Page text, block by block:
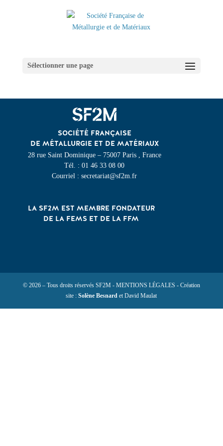
Sélectionner une page
SOCIÉTÉ FRANÇAISE
DE MÉTALLURGIE ET DE MATÉRIAUX
28 rue Saint Dominique – 75007 Paris , France
Tél. : 01 46 33 08 00
Courriel : secretariat@sf2m.fr
LA SF2M EST MEMBRE FONDATEUR
DE LA FEMS ET DE LA FFM
© 2026 – Tous droits réservés SF2M - MENTIONS LÉGALES - Création
site :Solène Besnard et David Maulat